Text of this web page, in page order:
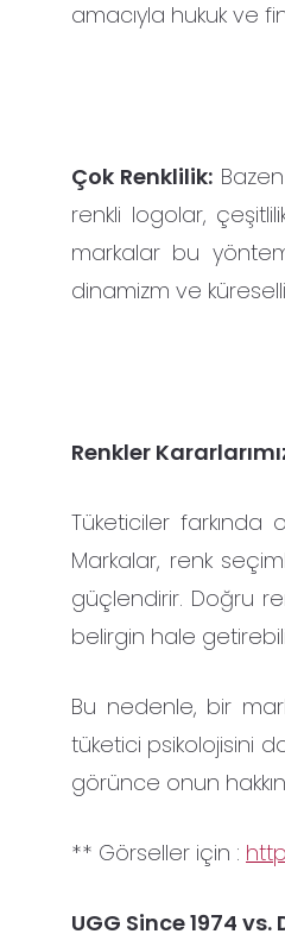
amacıyla hukuk ve
Çok Renklilik:
renkli logolar,
markalar bu
dinamizm ve
Renkler
Tüketiciler farkında
Markalar, renk
güçlendirir. Doğru
belirgin hale
Bu nedenle, bir
tüketici psikolojisini
görünce onun
** Görseller için :
UGG Since 1974